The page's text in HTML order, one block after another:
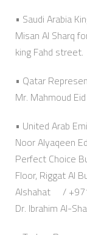
• Saudi Arabia
Misan Al Sharq
king Fahd street.
• Qatar
Mr. Mahmoud
• United Arab
Noor Alyaqeen
Perfect Choice
Floor, Riggat Al
Alshahat /
Dr. Ibrahim Al-